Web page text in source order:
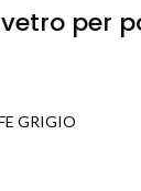
per
GRIGIO